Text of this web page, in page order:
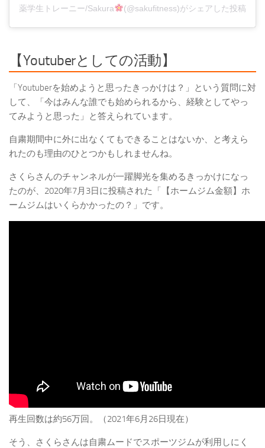
薬学生トレーニー/Sakura (@sakufitness)がシェアした投稿
【Youtuberとしての活動】
「Youtuberを始めようと思ったきっかけは？ 」という質問に対
して、「今はみんな誰でも始められるから、経験としてやっ
てみようと思った」と答えられています。
自粛期間中に外に出なくてもできることはないか、と考えら
れたのも理由のひとつかもしれませんね。
さくらさんのチャンネルが一躍脚光を集めるきっかけになっ
たのが、2020年7月3日に投稿された「 【ホームジム金額】ホ
ームジムはいくらかかったの？ 」です。
再生回数は約56万回。（2021年6月26日現在）
そう、さくらさんは自粛ムードでスポーツジムが利用しにく